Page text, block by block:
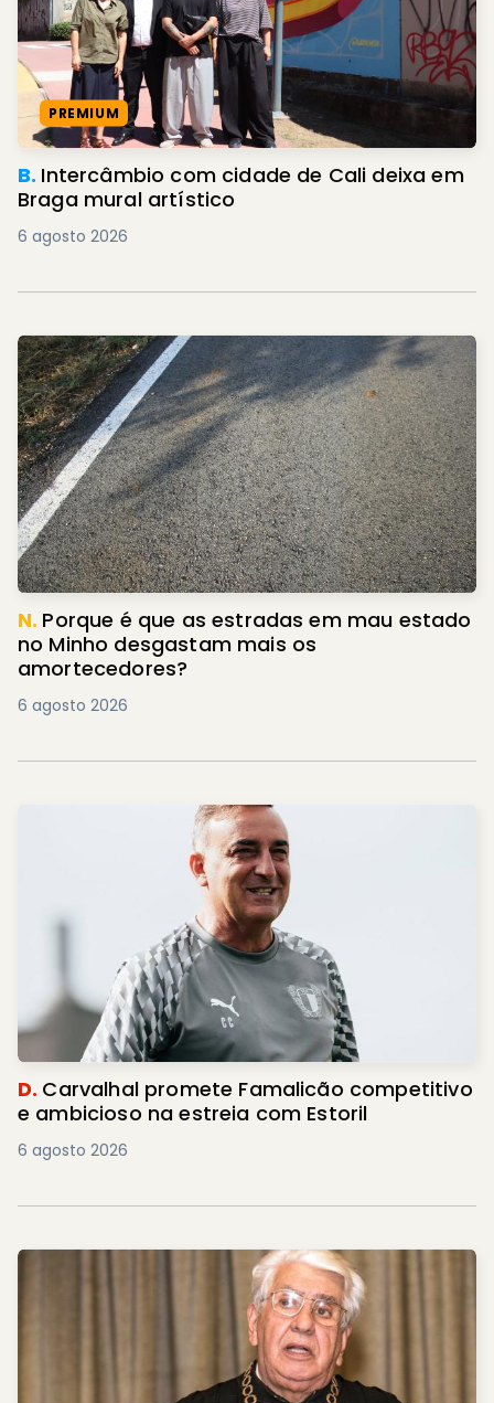
PREMIUM
B. Intercâmbio com cidade de Cali deixa em
Braga mural artístico
6 agosto 2026
N. Porque é que as estradas em mau estado
no Minho desgastam mais os
amortecedores?
6 agosto 2026
D. Carvalhal promete Famalicão competitivo
e ambicioso na estreia com Estoril
6 agosto 2026